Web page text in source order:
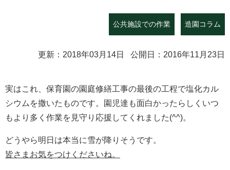
公共施設での作業 造園コラム
更新：2018年03月14日 公開日：2016年11月23日
実はこれ、保育園の園庭修繕工事の最後の工程で塩化カル
シウムを撒いたものです。園児達も面白かったらしくいつ
もより多く作業を見守り応援してくれました(^^)。
どうやら明日は本当に雪が降りそうです。
皆さまお気をつけくださいね。